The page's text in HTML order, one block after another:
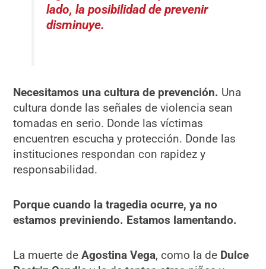
lado, la posibilidad de prevenir
disminuye.
Necesitamos una cultura de prevención. Una
cultura donde las señales de violencia sean
tomadas en serio. Donde las víctimas
encuentren escucha y protección. Donde las
instituciones respondan con rapidez y
responsabilidad.
Porque cuando la tragedia ocurre, ya no
estamos previniendo. Estamos lamentando.
La muerte deAgostina Vega, como la de Dulce